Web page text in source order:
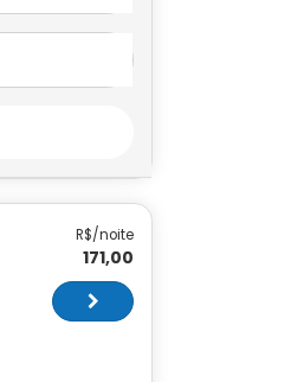
R$/noite
171,00